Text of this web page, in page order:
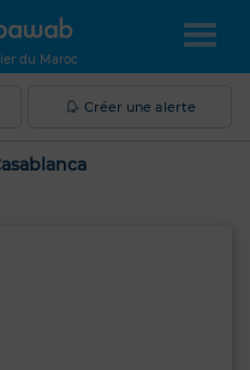
du Maroc
Créer une alerte